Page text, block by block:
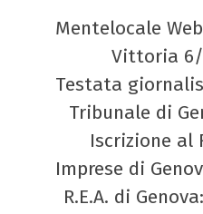
Mentelocale
Vittoria 6/
Testata
Tribunale di
Iscrizione al
Imprese di
R.E.A. di